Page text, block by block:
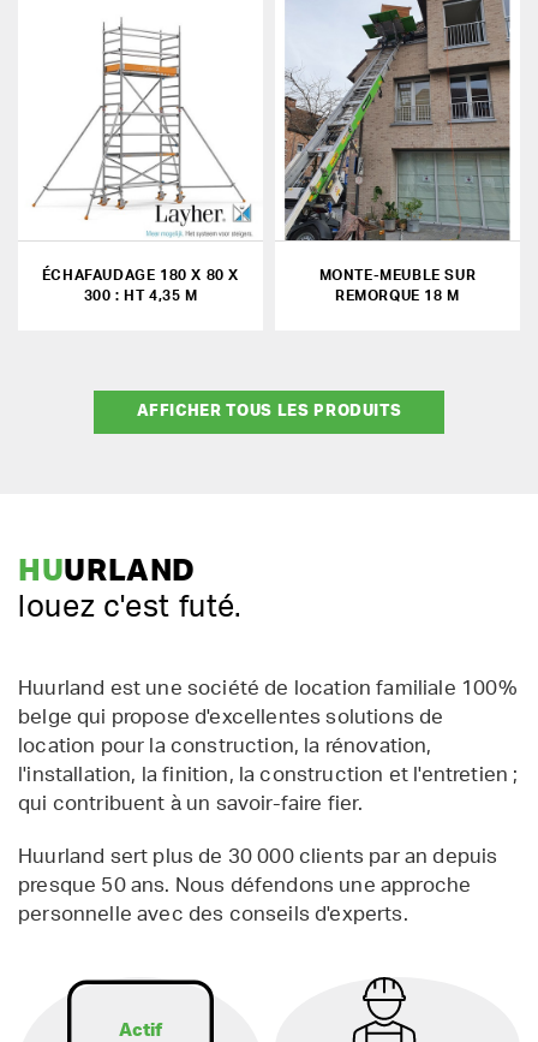
ÉCHAFAUDAGE 180 X 80 X
300 : HT 4,35 M
MONTE-MEUBLE SUR
REMORQUE 18 M
AFFICHER TOUS LES PRODUITS
HUURLAND
louez c'est futé.
Huurland est une société de location familiale 100%
belge qui propose d'excellentes solutions de
location pour la construction, la rénovation,
l'installation, la finition, la construction et l'entretien ;
qui contribuent à un savoir-faire fier.
Huurland sert plus de 30 000 clients par an depuis
presque 50 ans. Nous défendons une approche
personnelle avec des conseils d'experts.
Actif